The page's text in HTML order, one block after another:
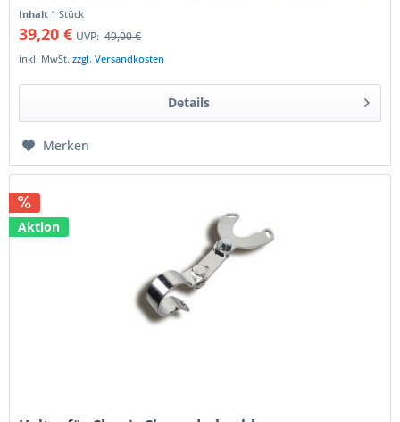
Inhalt 1 Stück
39,20 € UVP: 49,00 €
inkl. MwSt.zzgl. Versandkosten
Details
Merken
Aktion